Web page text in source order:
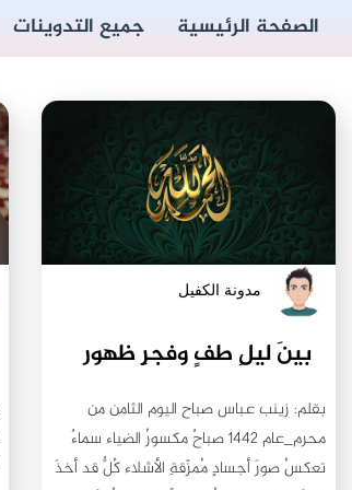
الصفحة الرئيسية جميع التدوينات
مدونة الكفيل
بينَ ليلِ طفٍ وفجرِ ظهور
بقلم: زينب عباس صباح اليوم الثامن من
محرم_عام ١٤٤٢ صباحٌ مكسورُ الضياء سماءٌ
تعكسُ صورَ أجسادٍ مُمزّقةِ الأشلاء كُلٌّ قد أخذَ